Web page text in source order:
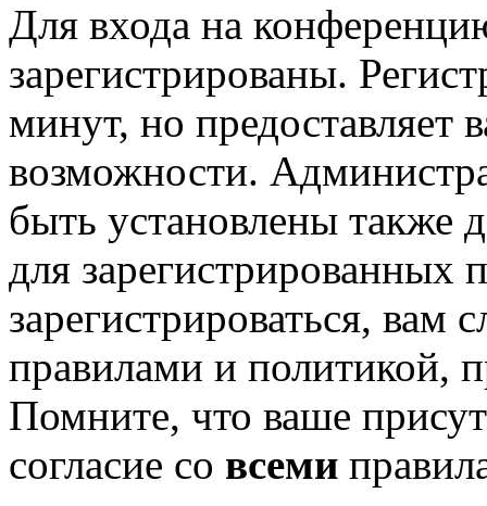
Для входа на
зарегистрированы.
минут, но предоставляет
возможности.
быть установлены также
для зарегистрированных
зарегистрироваться, вам
правилами и политикой,
Помните, что ваше
согласие со всеми